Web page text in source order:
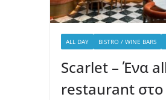
ALL DAY BISTRO / WINE BARS
Scarlet – Ένα
restaurant στο